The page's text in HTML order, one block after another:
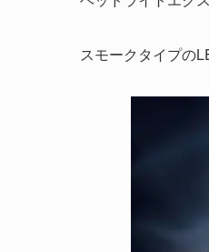
スモークタイプの